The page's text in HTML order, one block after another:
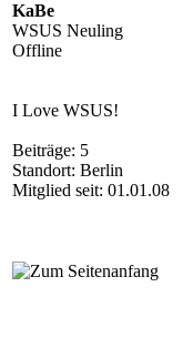
KaBe
WSUS Neuling
Offline
I Love WSUS!
Beiträge: 5
Standort: Berlin
Mitglied seit: 01.01.08